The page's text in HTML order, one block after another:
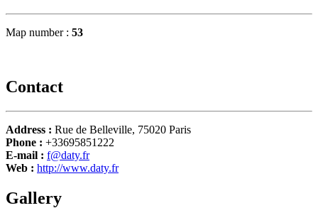
Map number : 53
Contact
Address : Rue de Belleville, 75020 Paris
Phone : +33695851222
E-mail : f@daty.fr
Web : http://www.daty.fr
Gallery